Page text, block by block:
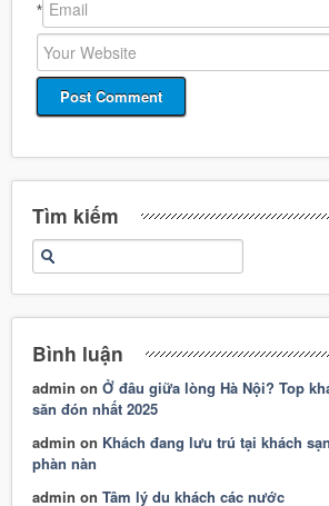
*
Tìm kiếm
Bình luận
admin onỞ đâu giữa lòng Hà Nội? Top
săn đón nhất 2025
admin on Khách đang lưu trú tại khách
phàn nàn
admin onTâm lý du khách các nước